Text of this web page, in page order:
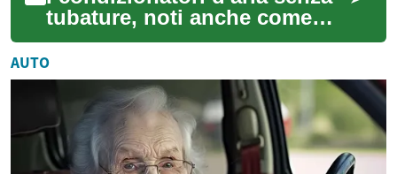
tubature, noti anche come
sistemi mini-split, stanno
diventando sempre più
popolari nel...
AUTO